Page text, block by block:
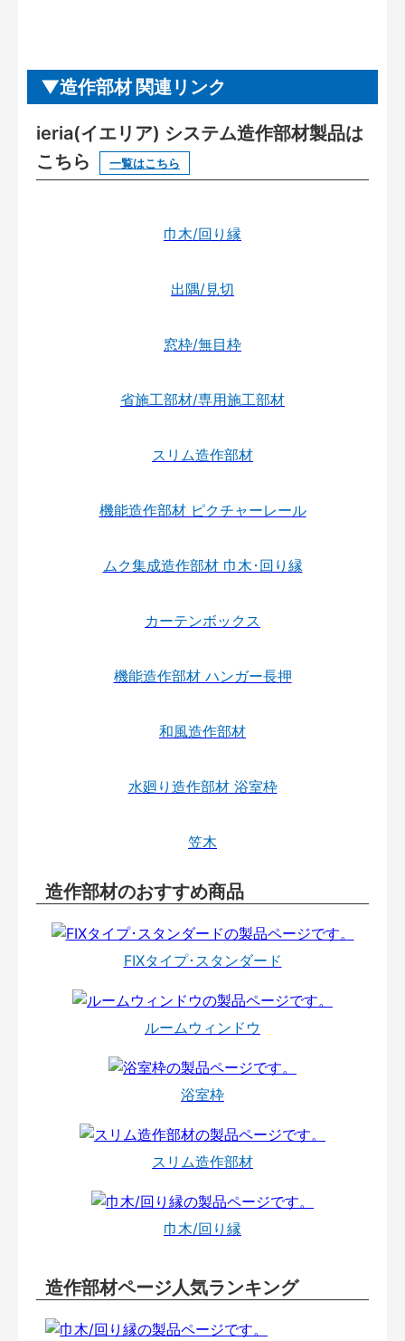
造作部材 関連リンク
ieria(イエリア) システム造作部材製品は
こちら
一覧はこちら
巾木/回り縁
出隅/見切
窓枠/無目枠
省施工部材/専用施工部材
スリム造作部材
機能造作部材 ピクチャーレール
ムク集成造作部材 巾木･回り縁
カーテンボックス
機能造作部材 ハンガー長押
和風造作部材
水廻り造作部材 浴室枠
笠木
造作部材のおすすめ商品
FIXタイプ･スタンダード
ルームウィンドウ
浴室枠
スリム造作部材
巾木/回り縁
造作部材ページ人気ランキング